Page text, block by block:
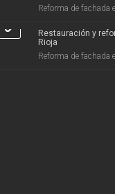
Reforma de fachada
Restauración y
Rioja
Reforma de fachada